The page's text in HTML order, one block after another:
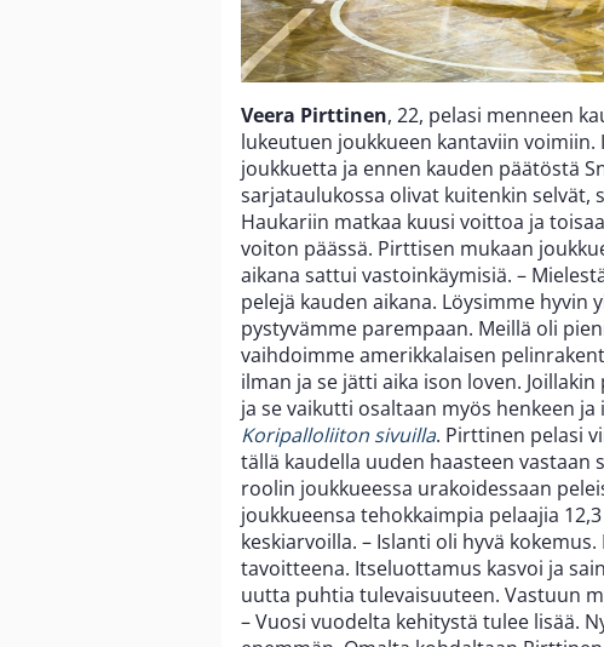
Veera Pirttinen, 22, pelasi menneen
lukeutuen joukkueen kantaviin voimiin.
joukkuetta ja ennen kauden päätöstä
sarjataulukossa olivat kuitenkin selvät,
Haukariin matkaa kuusi voittoa ja
voiton päässä. Pirttisen mukaan
aikana sattui vastoinkäymisiä. –
pelejä kauden aikana. Löysimme hyvin
pystyvämme parempaan. Meillä oli
vaihdoimme amerikkalaisen
ilman ja se jätti aika ison loven.
ja se vaikutti osaltaan myös henkeen
Koripalloliiton sivuilla. Pirttinen pelasi
tällä kaudella uuden haasteen
roolin joukkueessa urakoidessaan
joukkueensa tehokkaimpia pelaajia
keskiarvoilla. – Islanti oli hyvä
tavoitteena. Itseluottamus kasvoi ja
uutta puhtia tulevaisuuteen. Vastuun
– Vuosi vuodelta kehitystä tulee lisää.